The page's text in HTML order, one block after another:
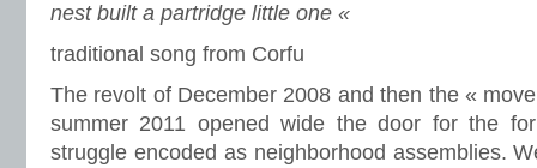
nest built a partridge little one «
traditional song from Corfu
The revolt of December 2008 and then the «
summer 2011 opened wide the door for the
struggle encoded as neighborhood assemblies.